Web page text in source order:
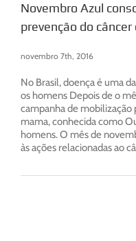
Novembro Azul
prevenção do
novembro 7th, 2016
No Brasil, doença é uma
os homens Depois de o
campanha de mobilização
mama, conhecida como
homens. O mês de
às ações relacionadas ao